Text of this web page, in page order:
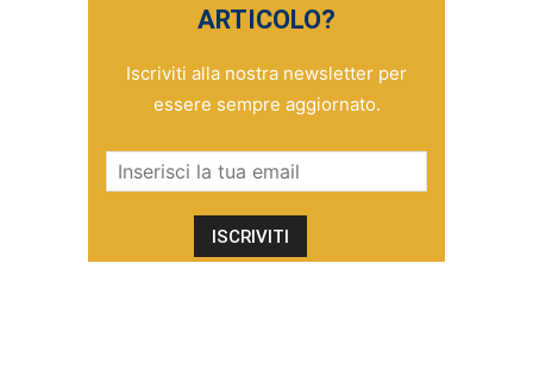
ARTICOLO?
Iscriviti alla nostra newsletter per
essere sempre aggiornato.